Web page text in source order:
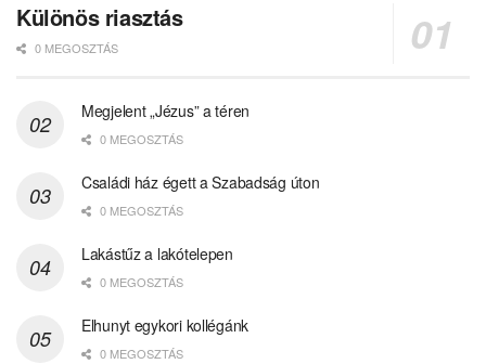
Különös riasztás
0 MEGOSZTÁS
Megjelent „Jézus” a téren
0 MEGOSZTÁS
Családi ház égett a Szabadság úton
0 MEGOSZTÁS
Lakástűz a lakótelepen
0 MEGOSZTÁS
Elhunyt egykori kollégánk
0 MEGOSZTÁS